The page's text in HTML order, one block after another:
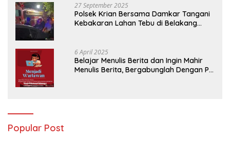
27 September 2025
Polsek Krian Bersama Damkar Tangani
Kebakaran Lahan Tebu di Belakang
6 April 2025
Belajar Menulis Berita dan Ingin Mahir
Menulis Berita, Bergabunglah Dengan PT
Popular Post